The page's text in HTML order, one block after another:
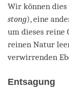
Wir können
stong), eine
um dieses reine
reinen Natur
verwirrenden
Entsagung